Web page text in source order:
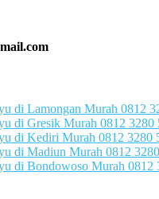
di Lamongan Murah 0812
di Gresik Murah 0812 3280
di Kediri Murah 0812 3280
di Madiun Murah 0812
di Bondowoso Murah 0812